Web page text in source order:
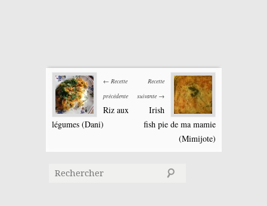
← Recette
précédente
Riz aux
légumes (Dani)
Recette
suivante →
Irish
fish pie de ma mamie
(Mimijote)